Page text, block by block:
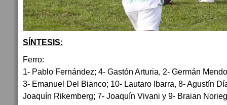
SÍNTESIS:
Ferro:
1- Pablo Fernández; 4- Gastón Arturia, 2- Germán
3- Emanuel Del Bianco; 10- Lautaro Ibarra, 8- Agustín
Joaquín Rikemberg; 7- Joaquín Vivani y 9- Braian